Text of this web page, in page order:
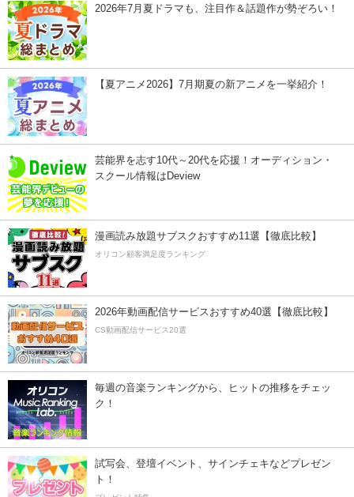
2026年7月夏ドラマも、注目作＆話題作が勢ぞろい！
【夏アニメ2026】7月期夏の新アニメを一挙紹介！
芸能界を志す10代～20代を応援！オーディション・
スクール情報はDeview
漫画読み放題サブスクおすすめ11選【徹底比較】
オリコン顧客満足度ランキング
2026年動画配信サービスおすすめ40選【徹底比較】
CS動画配信サービス20選
毎週の音楽ランキングから、ヒットの推移をチェッ
ク！
試写会、登壇イベント、サインチェキなどプレゼン
ト！